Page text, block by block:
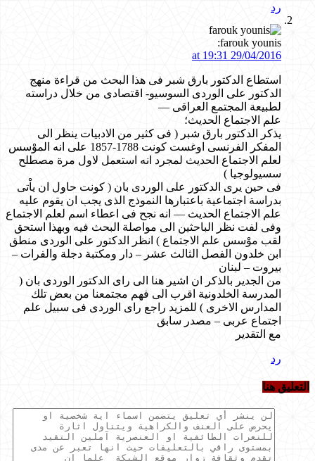
رد
farouk younis:
29/04/2016 at 19:31
استطاع الدكتور بارق شبر فى هذا البحث من قراءة منهج
الدكتور على الوردى السوسيو- اقتصادى من خلال دراسته
لطبيعة المجتمع العراقى —
علم الاجتماع الحديث؛
يذكر الدكتور بارق شبر ( فى كثير من الادبيات ينظر الى
المفكر الفرنسى اوغست كونت 1788-1857 على انه الموْسس
لعلم الاجتماع الحديث لمجرد انه استعمل لاول مرة مصطلح
سسيولوجيا )
فى حين يرى الدكتور على الوردى بان ( كونت حاول ان ياْتى
بدراسة اجتماعية باعتبارها النموذج الذى يجب ان يقوم عليه
علم الاجتماع الحديث — انه نجح فى اعطاء اسم لعلم الاجتماع
وفى لفت نظر الباحثين الى مواصلة البحث فيه وبهذا استحق
لقب موْسس علم الاجتماع ) انظر الدكتور على الوردى منطق
ابن خلدون الفصل الثالث عشر – دار ومكتبة دجلة والفرات –
بيروت – لبنان
من الجدير بالذكر ان اشير هنا الى راى الدكتور الوردى بان (
المدرسة الخلدونية اقرب الى فهم مجتمعنا من بعض تلك
المدارس الاخرى ) للمزيد راجع راى الوردى فى سبيل علم
اجتماع عربى – مصدر سابق
مع التقدير
رد
التعليق هنا